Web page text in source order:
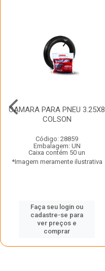
CAMARA PARA PNEU 3.25X8
COLSON
Código: 28859
Embalagem: UN
Caixa contém 50 un
*Imagem meramente ilustrativa
Faça seu login ou
cadastre-se para
ver preços e
comprar